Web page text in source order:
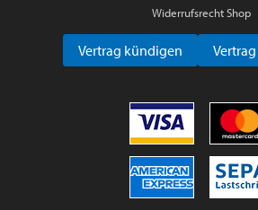
Widerrufsrecht Shop
Vertrag kündigen